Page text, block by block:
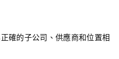
確的子公司、供應商和位置相